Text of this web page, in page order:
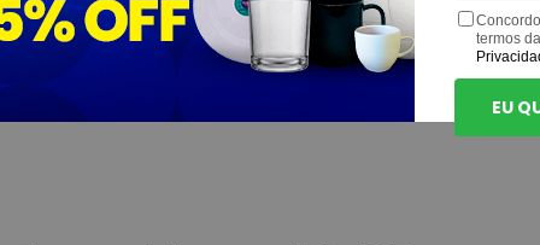
termos
EU